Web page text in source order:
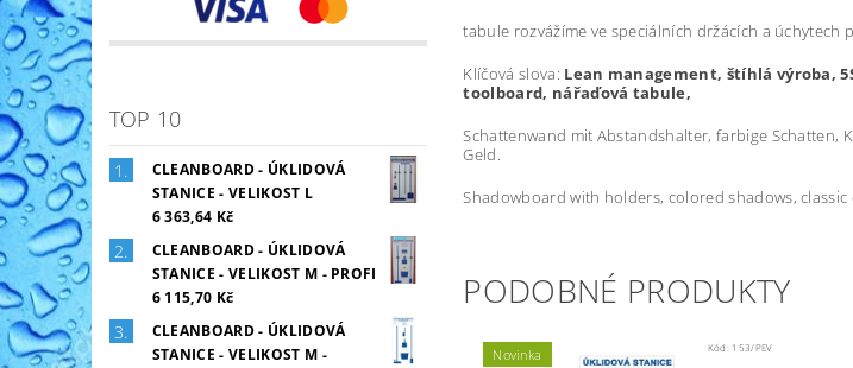
TOP 10
CLEANBOARD - ÚKLIDOVÁ
STANICE - VELIKOST L
6 363,64 Kč
CLEANBOARD - ÚKLIDOVÁ
STANICE - VELIKOST M - PROFI
6 115,70 Kč
CLEANBOARD - ÚKLIDOVÁ
STANICE - VELIKOST M -
tabule rozvážíme ve speciálních držácích a úchytech
Klíčová slova: Lean management, štíhlá výroba,
toolboard, nářaďová tabule,
Schattenwand mit Abstandshalter, farbige Schatten,
Geld.
Shadowboard with holders, colored shadows,
PODOBNÉ PRODUKTY
Novinka
Kód: 153/PEV